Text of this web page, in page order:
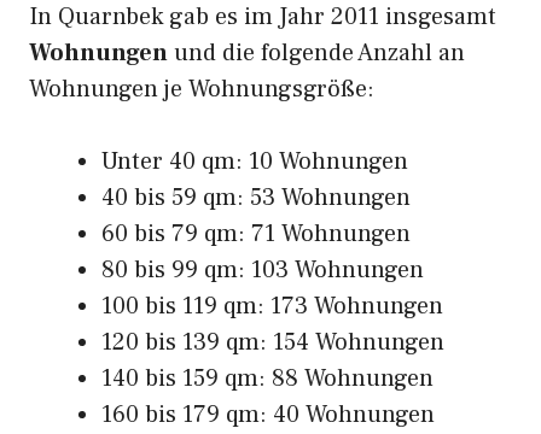
In Quarnbek gab es im Jahr 2011 insgesamt
Wohnungenund die folgende Anzahl an
Wohnungen je Wohnungsgröße:
Unter 40 qm: 10 Wohnungen
40 bis 59 qm: 53 Wohnungen
60 bis 79 qm: 71 Wohnungen
80 bis 99 qm: 103 Wohnungen
100 bis 119 qm: 173 Wohnungen
120 bis 139 qm: 154 Wohnungen
140 bis 159 qm: 88 Wohnungen
160 bis 179 qm: 40 Wohnungen